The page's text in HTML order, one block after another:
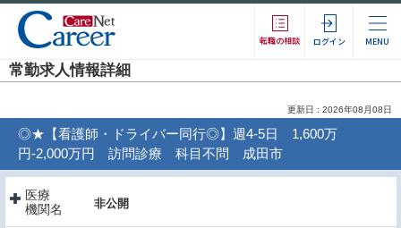
転職の相談 ログイン MENU
常勤求人情報詳細
更新日 : 2026年08月08日
◎★【看護師・ドライバー同行◎】週4-5日 1,600万
円-2,000万円 訪問診療 科目不問 成田市
医療
機関名
非公開